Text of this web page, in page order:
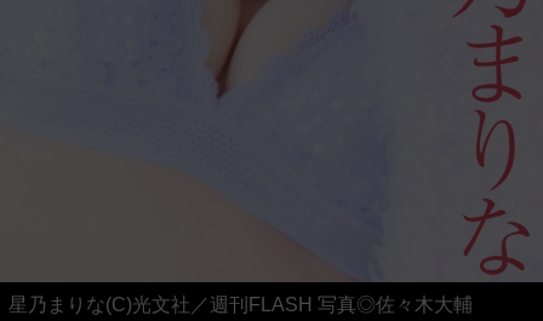
星乃まりな(C)光文社／週刊FLASH 写真◎佐々木大輔